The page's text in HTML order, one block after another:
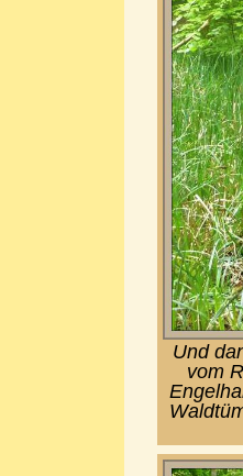
Und
vom